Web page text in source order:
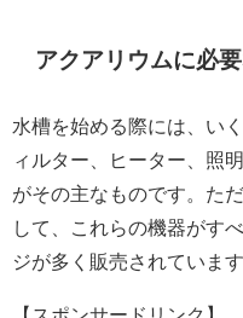
アクアリウムに必
水槽を始める際には、い
ィルター、ヒーター、照
がその主なものです。た
して、これらの機器がす
ジが多く販売されています